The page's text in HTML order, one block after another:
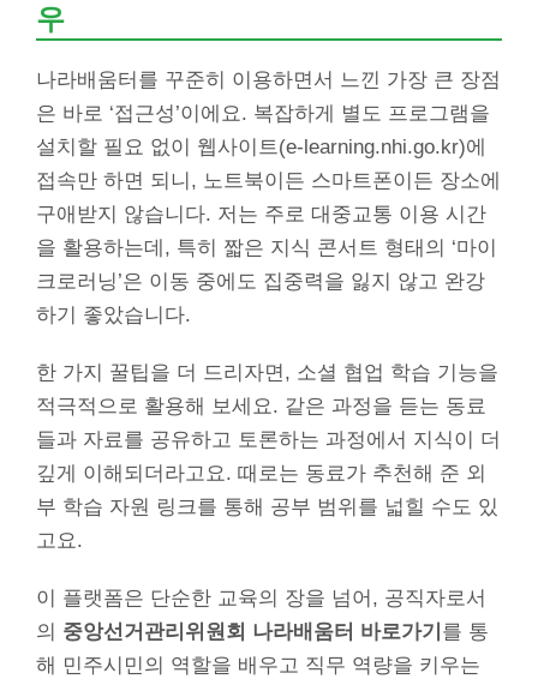
우
나라배움터를 꾸준히 이용하면서 느낀 가장 큰 장점
은 바로 ‘접근성’이에요. 복잡하게 별도 프로그램을
설치할 필요 없이 웹사이트(e-learning.nhi.go.kr)에
접속만 하면 되니, 노트북이든 스마트폰이든 장소에
구애받지 않습니다. 저는 주로 대중교통 이용 시간
을 활용하는데, 특히 짧은 지식 콘서트 형태의 ‘마이
크로러닝’은 이동 중에도 집중력을 잃지 않고 완강
하기 좋았습니다.
한 가지 꿀팁을 더 드리자면, 소셜 협업 학습 기능을
적극적으로 활용해 보세요. 같은 과정을 듣는 동료
들과 자료를 공유하고 토론하는 과정에서 지식이 더
깊게 이해되더라고요. 때로는 동료가 추천해 준 외
부 학습 자원 링크를 통해 공부 범위를 넓힐 수도 있
고요.
이 플랫폼은 단순한 교육의 장을 넘어, 공직자로서
의 중앙선거관리위원회 나라배움터 바로가기 를 통
해 민주시민의 역할을 배우고 직무 역량을 키우는